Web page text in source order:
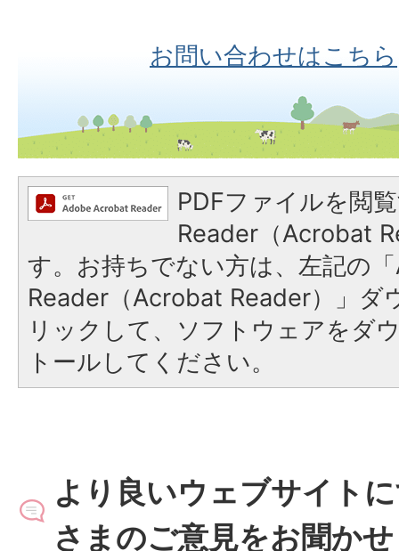
お問い合わせはこちら
PDFファイルを閲
Reader（Acrobat
す。お持ちでない方は、左記の
Reader（Acrobat Reader）」ダ
リックして、ソフトウェアをダ
トールしてください。
より良いウェブサイト
さまのご意見をお聞か